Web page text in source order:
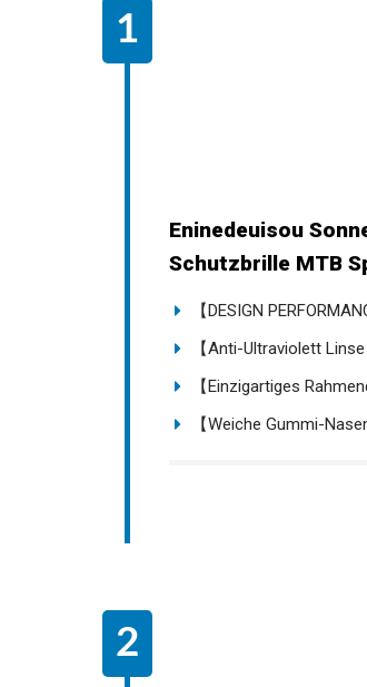
Eninedeuisou
Schutzbrille MTB
【DESIGN
【Anti-Ultraviolett
【Einzigartiges
【Weiche Gummi-